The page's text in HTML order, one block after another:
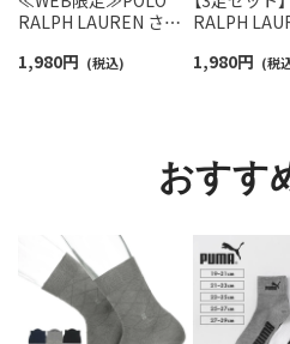
RALPH LAUREN さら
スニーカー丈ソックス
1,980円 (税込)
RALPH
ンポイント
1,980円 (税
おすす